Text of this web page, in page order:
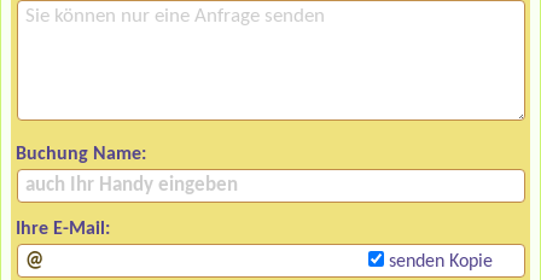
Buchung Name:
Ihre E-Mail:
senden Kopie